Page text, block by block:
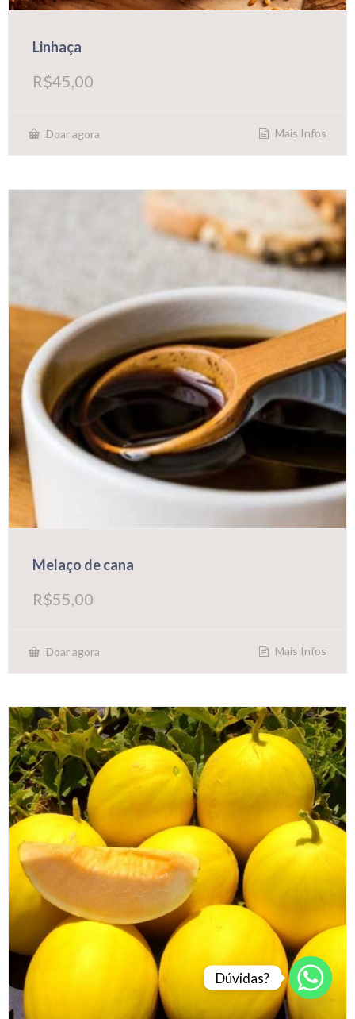
Linhaça
R$45,00
Doar agora Mais Infos
Melaço de cana
R$55,00
Doar agora Mais Infos
Dúvidas?